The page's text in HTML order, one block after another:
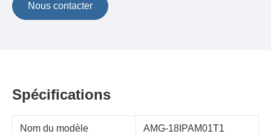
Nous contacter
Spécifications
Nom du modèle AMG-18IPAM01T1